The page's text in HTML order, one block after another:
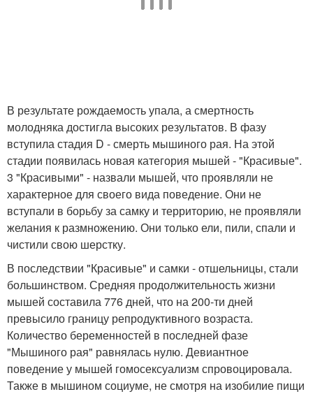
В результате рождаемость упала, а смертность
молодняка достигла высоких результатов. В фазу
вступила стадия D - смерть мышиного рая. На этой
стадии появилась новая категория мышей - "Красивые".
3 "Красивыми" - назвали мышей, что проявляли не
характерное для своего вида поведение. Они не
вступали в борьбу за самку и территорию, не проявляли
желания к размножению. Они только ели, пили, спали и
чистили свою шерстку.
В последствии "Красивые" и самки - отшельницы, стали
большинством. Средняя продолжительность жизни
мышей составила 776 дней, что на 200-ти дней
превысило границу репродуктивного возраста.
Количество беременностей в последней фазе
"Мышиного рая" равнялась нулю. Девиантное
поведение у мышей гомосексуализм спровоцировала.
Также в мышином социуме, не смотря на изобилие пищи